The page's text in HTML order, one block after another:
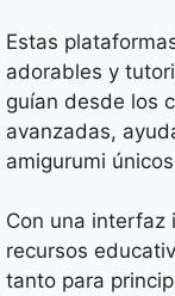
Estas
adorables y
guían desde los
avanzadas,
amigurumi
Con una interfaz
recursos
tanto para